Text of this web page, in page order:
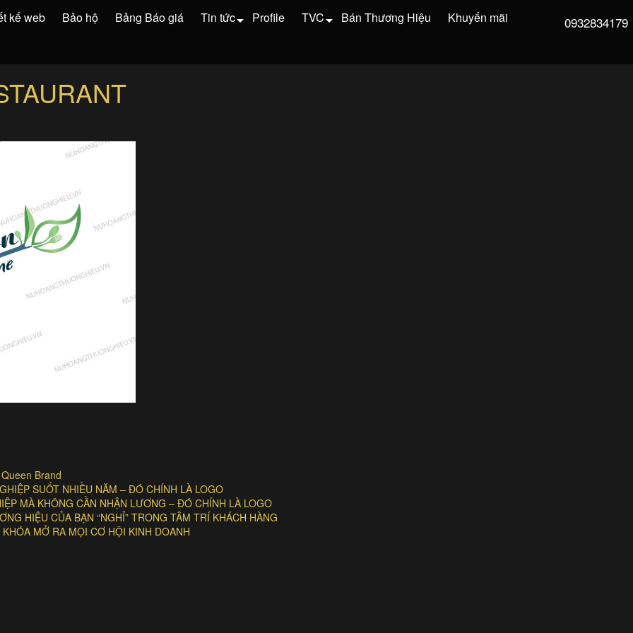
0932834179
kế web Bảo hộ Bảng Báo giá Tin tức Profile TVC Bán Thương Hiệu
Khuyến mãi
Brand
SUỐT NHIỀU NĂM – ĐÓ CHÍNH LÀ LOGO
MÀ KHÔNG CẦN NHẬN LƯƠNG – ĐÓ CHÍNH LÀ LOGO
HIỆU CỦA BẠN “NGHỈ” TRONG TÂM TRÍ KHÁCH HÀNG
MỞ RA MỌI CƠ HỘI KINH DOANH